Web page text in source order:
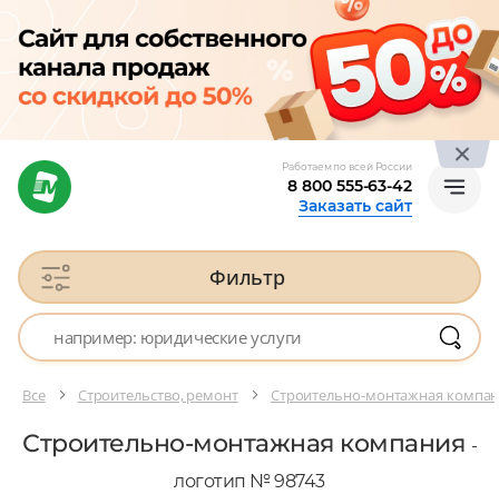
Работаем по всей России
8 800 555-63-42
Заказать сайт
Фильтр
Все Строительство, ремонт Строительно-монтажная
Строительно-монтажная компания -
логотип № 98743